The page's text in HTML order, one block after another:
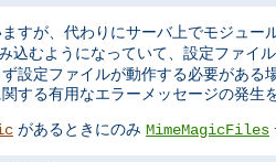
すが、代わりにサーバ上でモジュ
込むようになっていて、設定ファイ
設定ファイルが動作する必要があ
する有用なエラーメッセージの発生
があるときにのみ MimeMagicFiles